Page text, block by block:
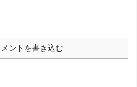
メントを書き込む